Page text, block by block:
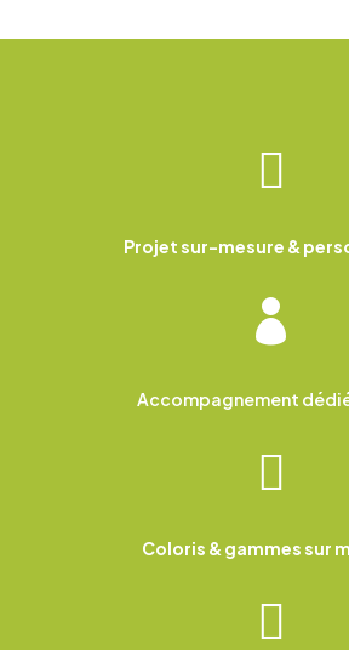

Projet sur-mesure &

Accompagnement dédié

Coloris & gammes sur
